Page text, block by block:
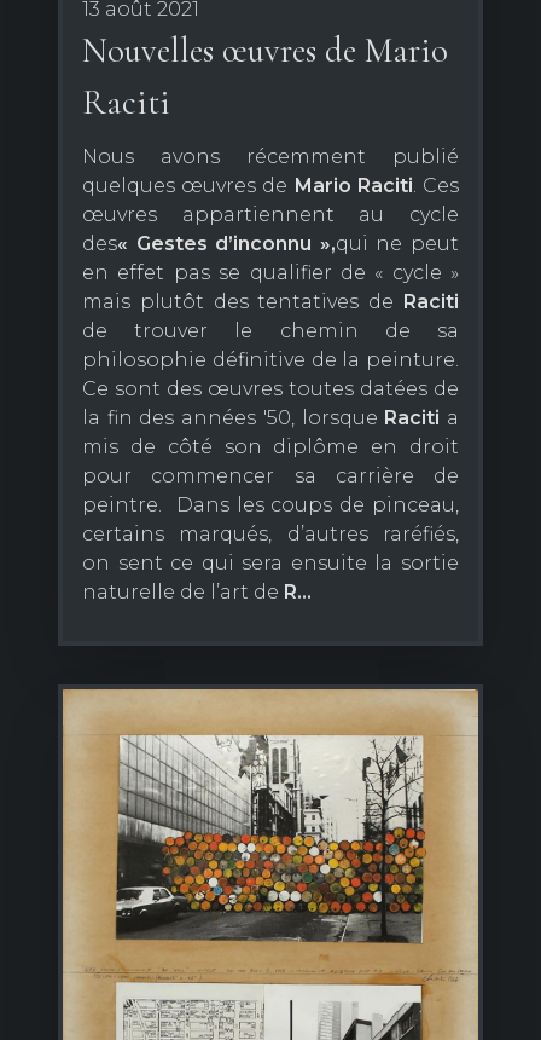
13 août 2021
Nouvelles œuvres de Mario
Raciti
Nous avons récemment publié
quelques œuvres de Mario Raciti. Ces
œuvres appartiennent au cycle
des« Gestes d’inconnu »,qui ne peut
en effet pas se qualifier de « cycle »
mais plutôt des tentatives de
Raciti
de trouver le chemin de sa
philosophie définitive de la peinture.
Ce sont des œuvres toutes datées de
la fin des années '50, lorsque Raciti a
mis de côté son diplôme en droit
pour commencer sa carrière de
peintre. Dans les coups de pinceau,
certains marqués, d’autres raréfiés,
on sent ce qui sera ensuite la sortie
naturelle de l’art de R...